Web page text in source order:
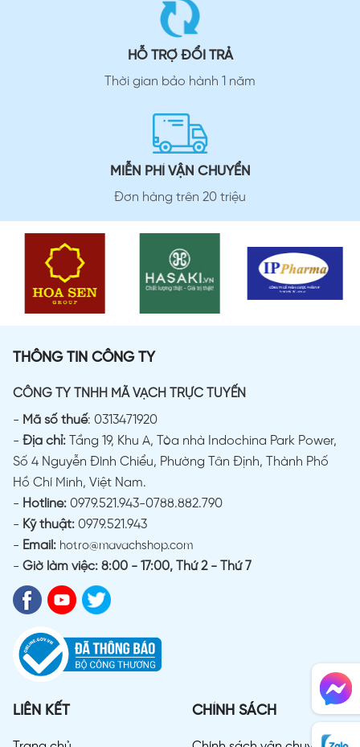
HỖ TRỢ ĐỔI TRẢ
Thời gian bảo hành 1 năm
MIỄN PHÍ VẬN CHUYỂN
Đơn hàng trên 20 triệu
THÔNG TIN CÔNG TY
CÔNG TY TNHH MÃ VẠCH TRỰC TUYẾN
- Mã số thuế: 0313471920
- Địa chỉ:
Tầng 19, Khu A, Tòa nhà Indochina Park Power,
Số 4 Nguyễn Đình Chiểu, Phường Tân Định, Thành Phố
Hồ Chí Minh, Việt Nam.
- Hotline: 0979.521.943-0788.882.790
- Kỹ thuật: 0979.521.943
- Email: hotro@mavachshop.com
- Giờ làm việc: 8:00 - 17:00, Thứ 2 - Thứ 7
LIÊN KẾT CHÍNH SÁCH